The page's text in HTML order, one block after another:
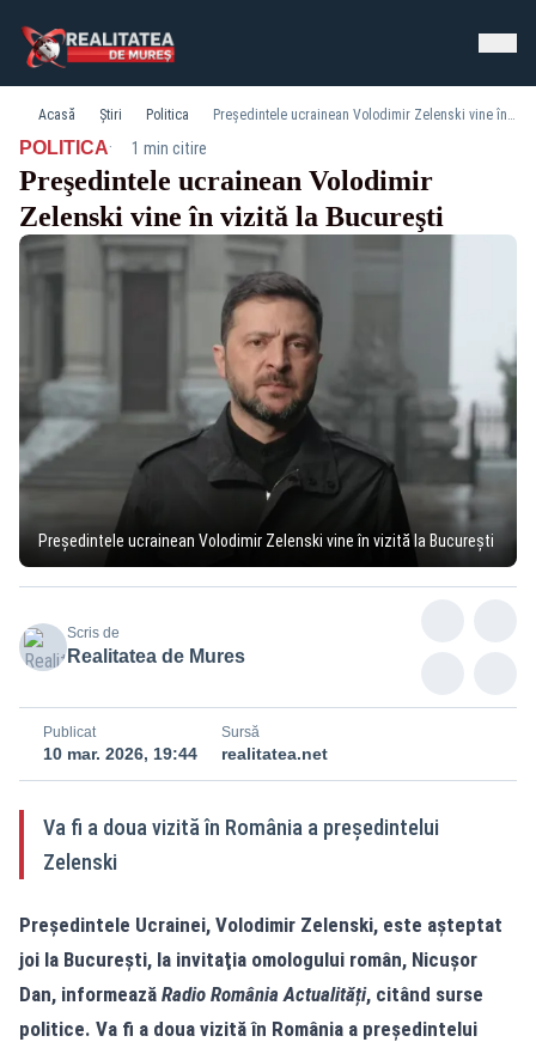
Acasă Știri Politica Preşedintele ucrainean Volodimir Zelenski vine în vizită la Bucureşti
POLITICA· 1 min citire
Preşedintele ucrainean Volodimir
Zelenski vine în vizită la Bucureşti
Preşedintele ucrainean Volodimir Zelenski vine în vizită la Bucureşti
Scris de
Realitatea de Mures
Publicat
10 mar. 2026, 19:44
Sursă
realitatea.net
Va fi a doua vizită în România a preşedintelui
Zelenski
Preşedintele Ucrainei, Volodimir Zelenski, este aşteptat
joi la Bucureşti, la invitaţia omologului român, Nicuşor
Dan, informează Radio România Actualități, citând surse
politice. Va fi a doua vizită în România a preşedintelui